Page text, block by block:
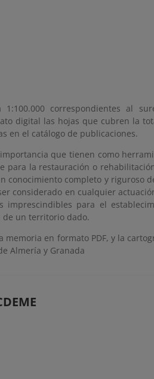
correspondientes al
digital las hojas que cubren la
en el catálogo de publicaciones.
que tienen como
para la restauración o
conocimiento completo y riguroso
considerado en cualquier
imprescindibles para el
de un territorio dado.
en formato PDF, y la
Almería y Granada